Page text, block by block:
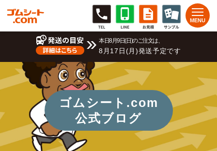
本日8月9日(日)のご注文は、
8月17日(月)発送予定です
ゴムシート.com
公式ブログ